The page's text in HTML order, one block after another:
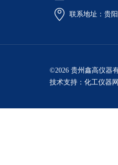
联系地址：贵
©2026 贵州鑫高仪器
技术支持： 化工仪器网